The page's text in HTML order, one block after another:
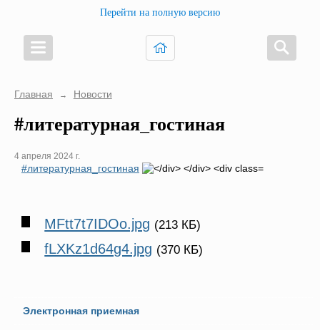
Перейти на полную версию
Главная → Новости
#литературная_гостиная
4 апреля 2024 г.
#литературная_гостиная
MFtt7t7IDOo.jpg (213 КБ)
fLXKz1d64g4.jpg (370 КБ)
Электронная приемная